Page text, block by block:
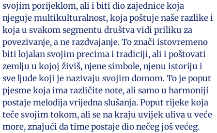
svojim porijeklom, ali i biti dio zajednice koja
njeguje multikulturalnost, koja poštuje naše razlike i
koja u svakom segmentu društva vidi priliku za
povezivanje, a ne razdvajanje. To znači istovremeno
biti lojalan svojim precima i tradiciji, ali i poštovati
zemlju u kojoj živiš, njene simbole, njenu istoriju i
sve ljude koji je nazivaju svojim domom. To je poput
pjesme koja ima različite note, ali samo u harmoniji
postaje melodija vrijedna slušanja. Poput rijeke koja
teče svojim tokom, ali se na kraju uvijek uliva u veće
more, znajući da time postaje dio nečeg još većeg.